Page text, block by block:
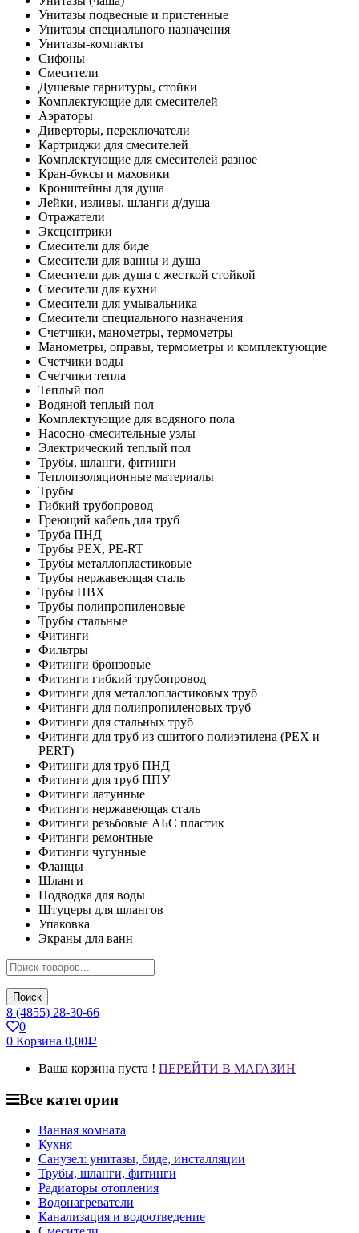
Унитазы подвесные и пристенные
Унитазы специального назначения
Унитазы-компакты
Сифоны
Смесители
Душевые гарнитуры, стойки
Комплектующие для смесителей
Аэраторы
Диверторы, переключатели
Картриджи для смесителей
Комплектующие для смесителей разное
Кран-буксы и маховики
Кронштейны для душа
Лейки, изливы, шланги д/душа
Отражатели
Эксцентрики
Смесители для биде
Смесители для ванны и душа
Смесители для душа с жесткой стойкой
Смесители для кухни
Смесители для умывальника
Смесители специального назначения
Счетчики, манометры, термометры
Манометры, оправы, термометры и комплектующие
Счетчики воды
Счетчики тепла
Теплый пол
Водяной теплый пол
Комплектующие для водяного пола
Насосно-смесительные узлы
Электрический теплый пол
Трубы, шланги, фитинги
Теплоизоляционные материалы
Трубы
Гибкий трубопровод
Греющий кабель для труб
Труба ПНД
Трубы PEX, PE-RT
Трубы металлопластиковые
Трубы нержавеющая сталь
Трубы ПВХ
Трубы полипропиленовые
Трубы стальные
Фитинги
Фильтры
Фитинги бронзовые
Фитинги гибкий трубопровод
Фитинги для металлопластиковых труб
Фитинги для полипропиленовых труб
Фитинги для стальных труб
Фитинги для труб из сшитого полиэтилена (PEX и
PERT)
Фитинги для труб ПНД
Фитинги для труб ППУ
Фитинги латунные
Фитинги нержавеющая сталь
Фитинги резьбовые АБС пластик
Фитинги ремонтные
Фитинги чугунные
Фланцы
Шланги
Подводка для воды
Штуцеры для шлангов
Упаковка
Экраны для ванн
Поиск
8 (4855) 28-30-66
0
0 Корзина 0,00Р
Ваша корзина пуста ! ПЕРЕЙТИ В МАГАЗИН
Все категории
Ванная комната
Кухня
Санузел: унитазы, биде, инсталляции
Трубы, шланги, фитинги
Радиаторы отопления
Водонагреватели
Канализация и водоотведение